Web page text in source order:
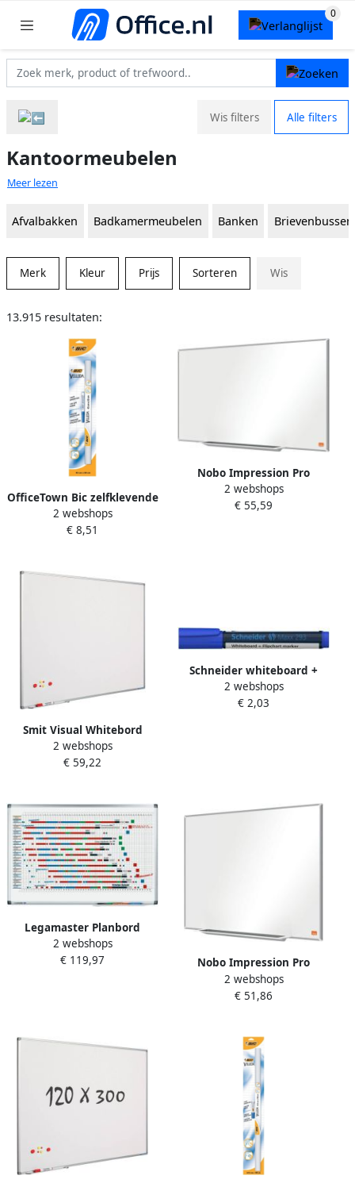
Wis filters Alle filters
Kantoormeubelen
Meer lezen
Afvalbakken Badkamermeubelen Banken Brievenbussen
Merk Kleur Prijs Sorteren Wis
13.915 resultaten:
OfficeTown Bic zelfklevende
rollen (whiteboard vellen)
Velled ft 45 x 50 cm
2 webshops
€ 8,51
Nobo Impression Pro
Widescreen magnetisch
whiteboard Nano Clean
2 webshops
€ 55,59
Smit Visual Whitebord
120x200 cm Softline profiel
8mm emailstaal wit
2 webshops
€ 59,22
Schneider whiteboard +
flipchart marker Maxx 293
blauw
2 webshops
€ 2,03
Legamaster Planbord
premium jaar 53 weken
60x90cm
2 webshops
€ 119,97
Nobo Impression Pro
magnetisch whiteboard
gelakt staal ft 60 x 45 cm
2 webshops
€ 51,86